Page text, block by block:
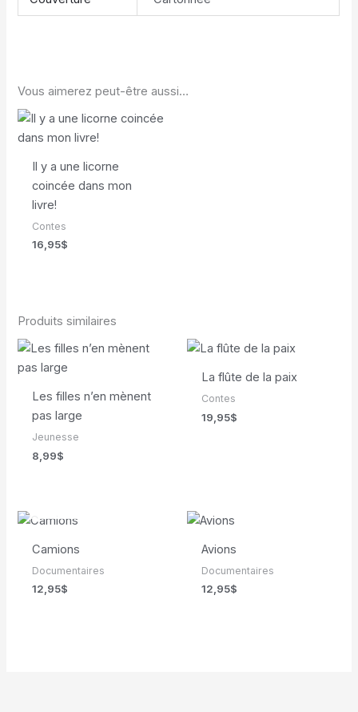
Vous aimerez peut-être aussi…
Il y a une licorne
coincée dans mon
livre!
Contes
16,95$
Produits similaires
Les filles n’en mènent
pas large
Jeunesse
8,99$
La flûte de la paix
Contes
19,95$
Camions
Documentaires
12,95$
Avions
Documentaires
12,95$